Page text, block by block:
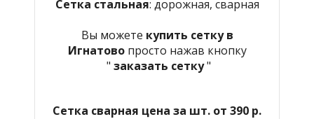
Сетка стальная: дорожная, сварная
Вы можете купить сетку в
Игнатово просто нажав кнопку
" заказать сетку"
Сетка сварная цена за шт. от 390 р.